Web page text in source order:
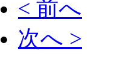
< 前へ
次へ >